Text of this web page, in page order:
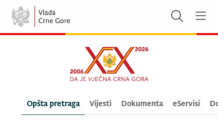
Opšta pretraga Vijesti Dokumenta eServisi